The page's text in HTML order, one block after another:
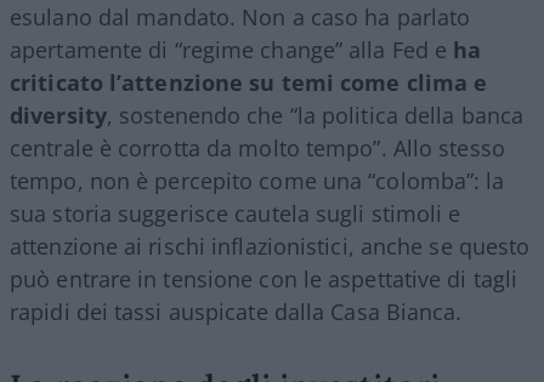
esulano dal mandato. Non a caso ha parlato
apertamente di “regime change” alla Fed e ha
criticato l’attenzione su temi come clima e
diversity, sostenendo che “la politica della banca
centrale è corrotta da molto tempo”. Allo stesso
tempo, non è percepito come una “colomba”: la
sua storia suggerisce cautela sugli stimoli e
attenzione ai rischi inflazionistici, anche se questo
può entrare in tensione con le aspettative di tagli
rapidi dei tassi auspicate dalla Casa Bianca.